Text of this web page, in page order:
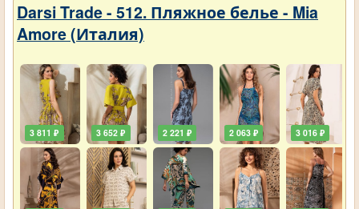
Darsi Trade - 512. Пляжное белье - Mia
Amore (Италия)
3 811 ₽ 3 652 ₽ 2 221 ₽ 2 063 ₽ 3 016 ₽